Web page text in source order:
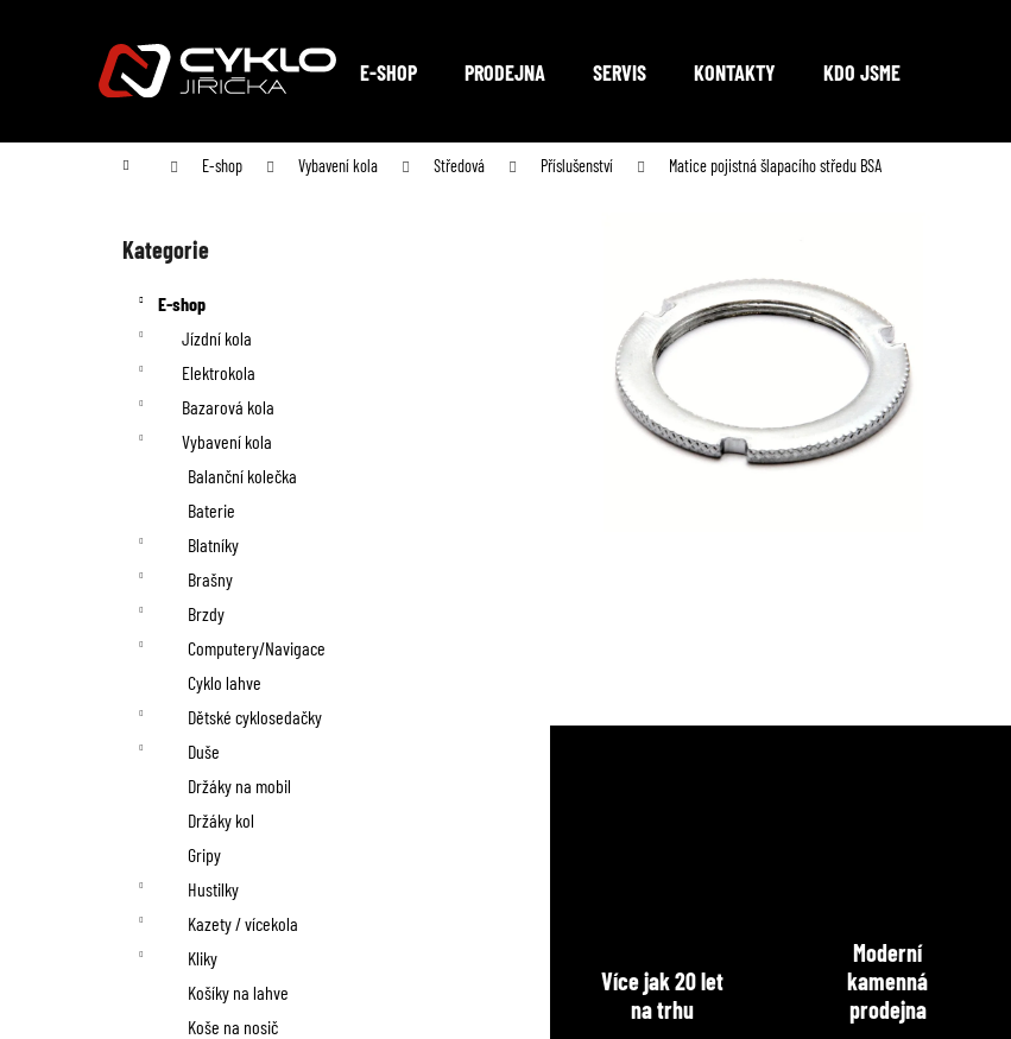
E-SHOP PRODEJNA SERVIS KONTAKTY KDO JSME
Domů E-shop Vybavení kola Středová Příslušenství Matice pojistná šlapacího středu BSA
Přeskočit
Kategorie
E-shop
Jízdní kola
Elektrokola
Bazarová kola
Vybavení kola
Balanční kolečka
Baterie
Blatníky
Brašny
Brzdy
Computery/Navigace
Cyklo lahve
Dětské cyklosedačky
Duše
Držáky na mobil
Držáky kol
Gripy
Hustilky
Kazety / vícekola
Kliky
Košíky na lahve
Koše na nosič
Více jak 20 let
na trhu
Moderní
kamenná
prodejna
Zpět
Zpět
Co potřebujete najít?
Doporučujeme